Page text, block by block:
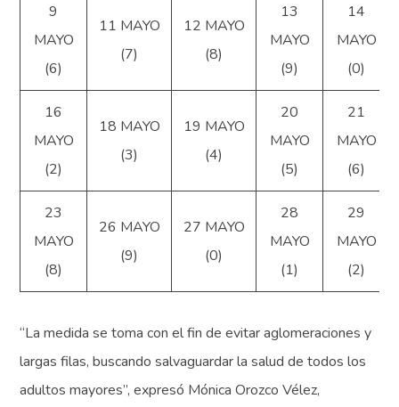
9
MAYO
(6)
11 MAYO
(7)
12 MAYO
(8)
13
MAYO
(9)
14
MAYO
(0)
16
MAYO
(2)
18 MAYO
(3)
19 MAYO
(4)
20
MAYO
(5)
21
MAYO
(6)
23
MAYO
(8)
26 MAYO
(9)
27 MAYO
(0)
28
MAYO
(1)
29
MAYO
(2)
“La medida se toma con el fin de evitar aglomeraciones y
largas filas, buscando salvaguardar la salud de todos los
adultos mayores”, expresó Mónica Orozco Vélez,